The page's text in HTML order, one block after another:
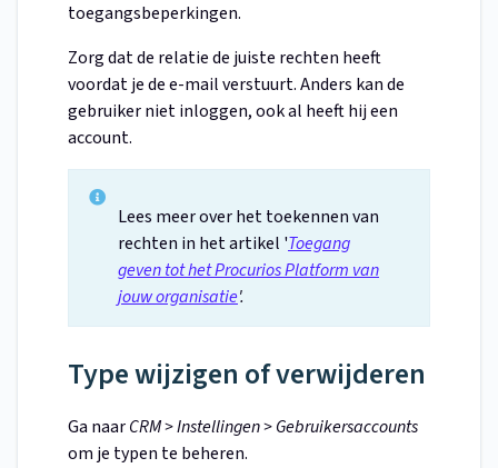
toegangsbeperkingen.
Zorg dat de relatie de juiste rechten heeft
voordat je de e-mail verstuurt. Anders kan de
gebruiker niet inloggen, ook al heeft hij een
account.
Lees meer over het toekennen van
rechten in het artikel 'Toegang
geven tot het Procurios Platform van
jouw organisatie'.
Type wijzigen of verwijderen
Ga naarCRM > Instellingen > Gebruikersaccounts
om je typen te beheren.